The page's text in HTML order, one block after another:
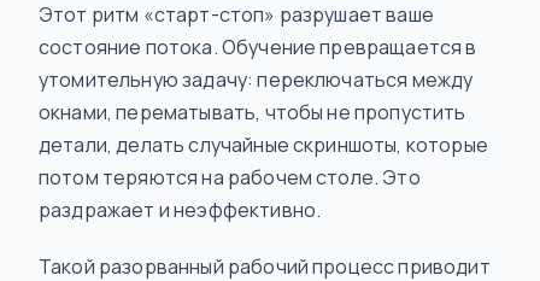
Этот ритм «старт-стоп» разрушает ваше
состояние потока. Обучение превращается в
утомительную задачу: переключаться между
окнами, перематывать, чтобы не пропустить
детали, делать случайные скриншоты, которые
потом теряются на рабочем столе. Это
раздражает и неэффективно.
Такой разорванный рабочий процесс приводит